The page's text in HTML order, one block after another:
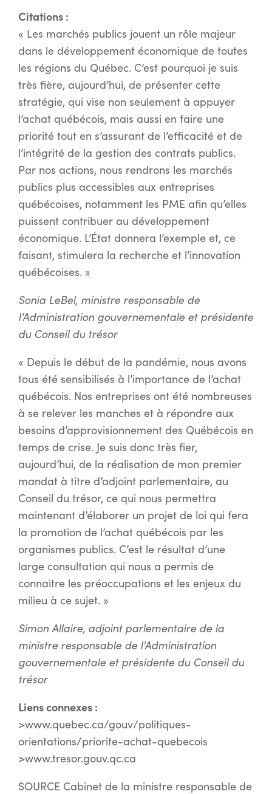
Citations :
« Les marchés publics jouent un rôle majeur
dans le développement économique de toutes
les régions du Québec. C’est pourquoi je suis
très fière, aujourd’hui, de présenter cette
stratégie, qui vise non seulement à appuyer
l’achat québécois, mais aussi en faire une
priorité tout en s’assurant de l’efficacité et de
l’intégrité de la gestion des contrats publics.
Par nos actions, nous rendrons les marchés
publics plus accessibles aux entreprises
québécoises, notamment les PME afin qu’elles
puissent contribuer au développement
économique. L’État donnera l’exemple et, ce
faisant, stimulera la recherche et l’innovation
québécoises. »
Sonia LeBel, ministre responsable de
l’Administration gouvernementale et présidente
du Conseil du trésor
« Depuis le début de la pandémie, nous avons
tous été sensibilisés à l’importance de l’achat
québécois. Nos entreprises ont été nombreuses
à se relever les manches et à répondre aux
besoins d’approvisionnement des Québécois en
temps de crise. Je suis donc très fier,
aujourd’hui, de la réalisation de mon premier
mandat à titre d’adjoint parlementaire, au
Conseil du trésor, ce qui nous permettra
maintenant d’élaborer un projet de loi qui fera
la promotion de l’achat québécois par les
organismes publics. C’est le résultat d’une
large consultation qui nous a permis de
connaitre les préoccupations et les enjeux du
milieu à ce sujet. »
Simon Allaire, adjoint parlementaire de la
ministre responsable de l’Administration
gouvernementale et présidente du Conseil du
trésor
Liens connexes :
>www.quebec.ca/gouv/politiques-
orientations/priorite-achat-quebecois
>www.tresor.gouv.qc.ca
SOURCE Cabinet de la ministre responsable de